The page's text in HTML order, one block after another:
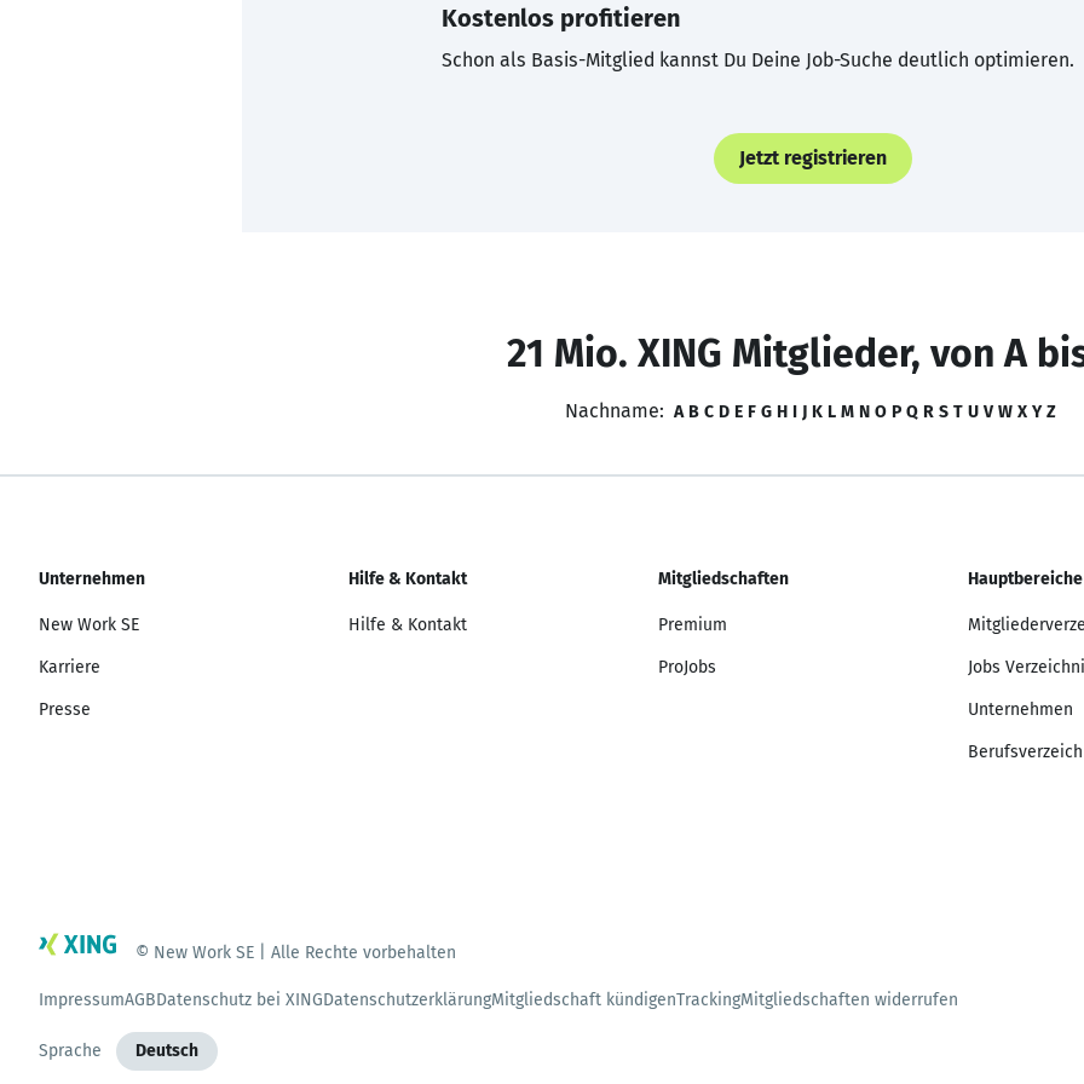
Kostenlos profitieren
Schon als Basis-Mitglied kannst Du Deine Job-Suche deutlich optimieren.
Jetzt registrieren
21 Mio. XING Mitglieder, von A
Nachname: A B C D E F G H I J K L M N O P Q R S T U V W X Y Z
Unternehmen
New Work SE
Karriere
Presse
Hilfe & Kontakt
Hilfe & Kontakt
Mitgliedschaften
Premium
ProJobs
Hauptbereiche
Jobs
Unternehmen
© New Work SE | Alle Rechte vorbehalten
ImpressumAGBDatenschutz bei XINGDatenschutzerklärungMitgliedschaft kündigenTrackingMitgliedschaften widerrufen
Sprache Deutsch